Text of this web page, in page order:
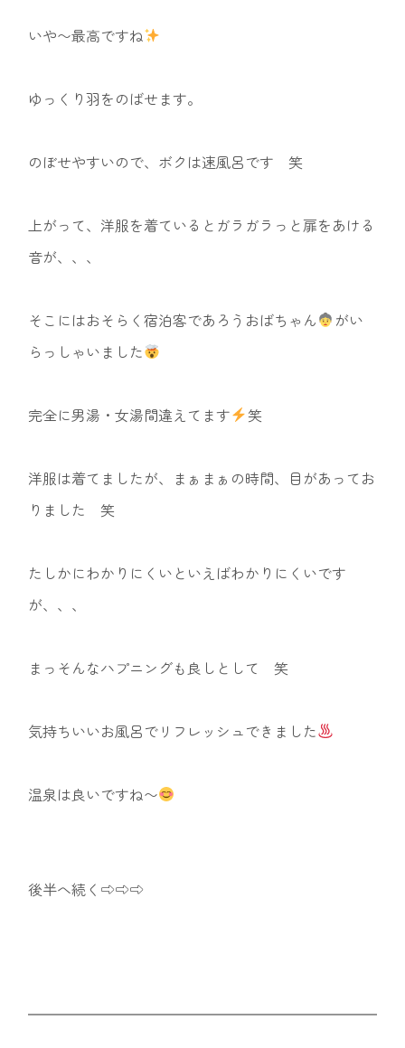
いや〜最高ですね
ゆっくり羽をのばせます。
のぼせやすいので、ボクは速風呂です 笑
上がって、洋服を着ているとガラガラっと扉をあける
音が、、、
そこにはおそらく宿泊客であろうおばちゃん
がい
らっしゃいました
完全に男湯・女湯間違えてます 笑
洋服は着てましたが、まぁまぁの時間、目があってお
りました 笑
たしかにわかりにくいといえばわかりにくいです
が、、、
まっそんなハプニングも良しとして 笑
気持ちいいお風呂でリフレッシュできました
温泉は良いですね〜
後半へ続く⇨⇨⇨